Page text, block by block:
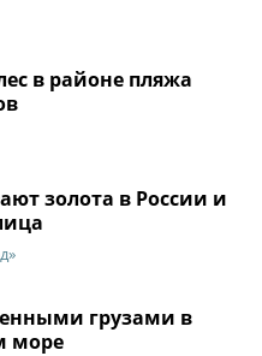
в районе пляжа
золота в России и
грузами в
море